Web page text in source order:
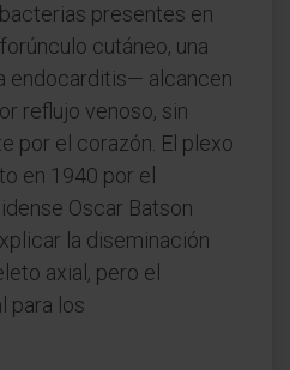
presentes en
cutáneo, una
endocarditis— alcancen
reflujo venoso, sin
por el corazón. El plexo
en 1940 por el
Oscar Batson
la diseminación
axial, pero el
para los